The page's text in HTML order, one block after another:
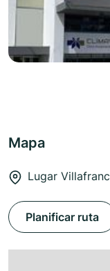
Mapa
Lugar
Planificar ruta